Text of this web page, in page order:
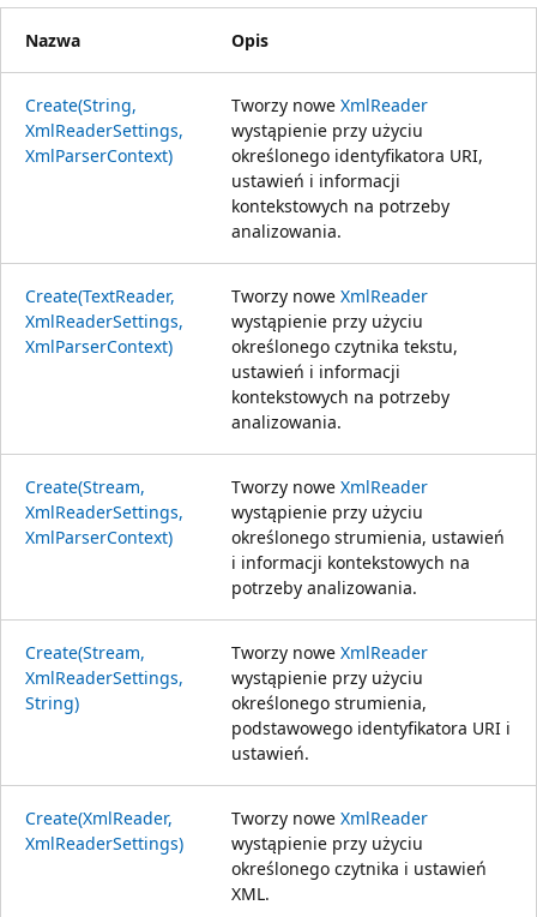
Nazwa Opis
Create(String,
XmlReaderSettings,
XmlParserContext)
Tworzy nowe XmlReader
wystąpienie przy użyciu
określonego identyfikatora URI,
ustawień i informacji
kontekstowych na potrzeby
analizowania.
Create(TextReader,
XmlReaderSettings,
XmlParserContext)
Tworzy nowe XmlReader
wystąpienie przy użyciu
określonego czytnika tekstu,
ustawień i informacji
kontekstowych na potrzeby
analizowania.
Create(Stream,
XmlReaderSettings,
XmlParserContext)
Tworzy nowe XmlReader
wystąpienie przy użyciu
określonego strumienia, ustawień
i informacji kontekstowych na
potrzeby analizowania.
Create(Stream,
XmlReaderSettings,
String)
Tworzy nowe XmlReader
wystąpienie przy użyciu
określonego strumienia,
podstawowego identyfikatora URI i
ustawień.
Create(XmlReader,
XmlReaderSettings)
Tworzy nowe XmlReader
wystąpienie przy użyciu
określonego czytnika i ustawień
XML.